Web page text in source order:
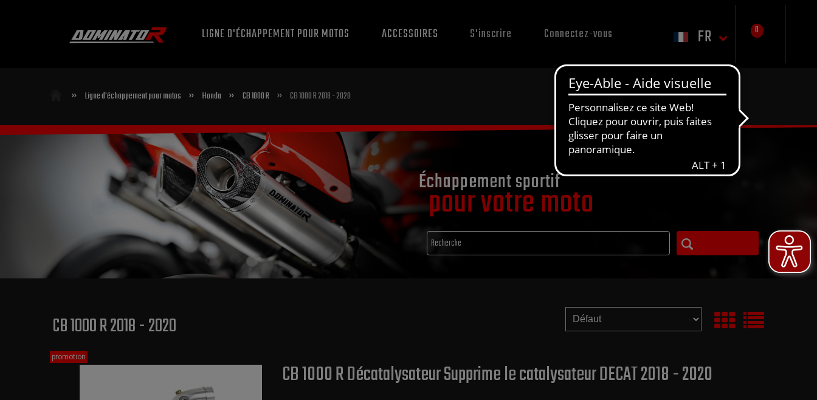
LIGNE D'ÉCHAPPEMENT POUR MOTOS ACCESSOIRES S'inscrire Connectez-vous FR 0
» Ligne d'échappement pour motos » Honda » CB 1000 R » CB 1000 R 2018 - 2020
Échappement sportif
pour votre moto
CB 1000 R 2018 - 2020
CB 1000 R Décatalysateur Supprime le catalysateur DECAT 2018 - 2020
promotion